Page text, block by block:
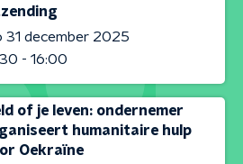
31 december 2025
- 16:00
of je leven: ondernemer
humanitaire hulp
Oekraïne